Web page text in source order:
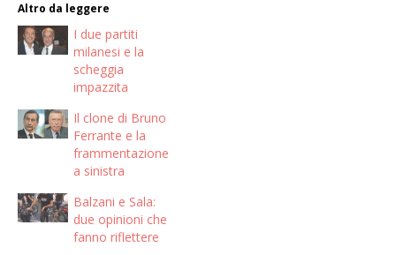
Altro da leggere
I due partiti
milanesi e la
scheggia
impazzita
Il clone di Bruno
Ferrante e la
frammentazione
a sinistra
Balzani e Sala:
due opinioni che
fanno riflettere